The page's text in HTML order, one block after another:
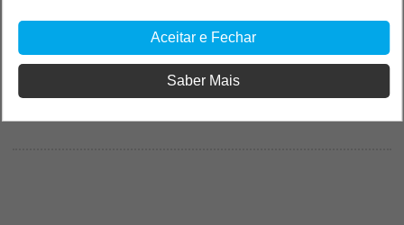
Aceitar e Fechar
Saber Mais